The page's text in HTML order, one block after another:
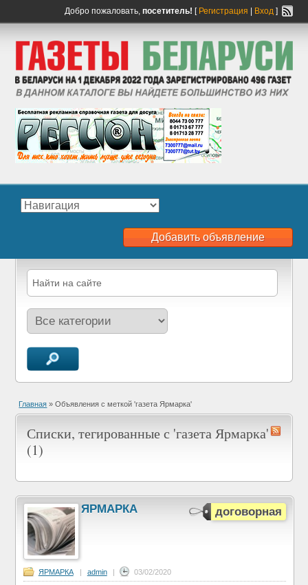
Добро пожаловать, посетитель! [ Регистрация Вход]
Добавить объявление
Главная »Объявления с меткой 'газета Ярмарка'
Списки, тегированные с 'газета Ярмарка'
(1)
договорная
ЯРМАРКА
ЯРМАРКА | admin | 03/02/2020